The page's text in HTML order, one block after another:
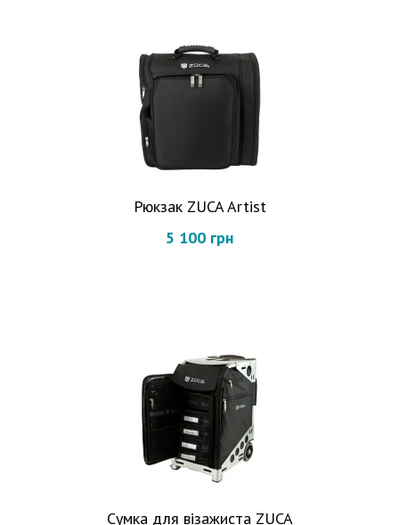
Рюкзак ZUCA Artist
5 100 грн
Сумка для візажиста ZUCA